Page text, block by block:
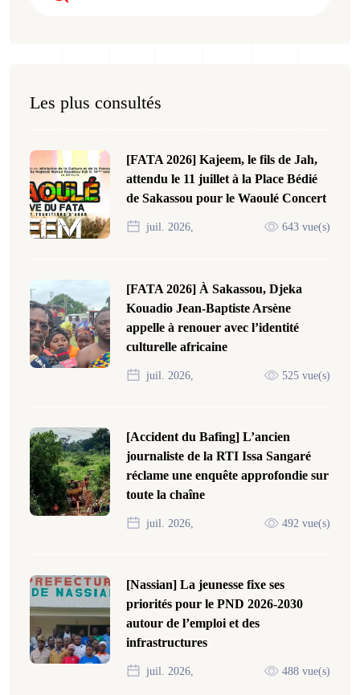
Les plus consultés
[FATA 2026] Kajeem, le fils de Jah,
attendu le 11 juillet à la Place Bédié
de Sakassou pour le Waoulé Concert
juil. 2026, 643 vue(s)
[FATA 2026] À Sakassou, Djeka
Kouadio Jean-Baptiste Arsène
appelle à renouer avec l’identité
culturelle africaine
juil. 2026, 525 vue(s)
[Accident du Bafing] L’ancien
journaliste de la RTI Issa Sangaré
réclame une enquête approfondie sur
toute la chaîne
juil. 2026, 492 vue(s)
[Nassian] La jeunesse fixe ses
priorités pour le PND 2026-2030
autour de l’emploi et des
infrastructures
juil. 2026, 488 vue(s)